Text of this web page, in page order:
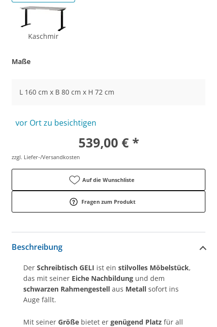
Kaschmir
Maße
L 160 cm x B 80 cm x H 72 cm
vor Ort zu besichtigen
539,00 € *
zzgl. Liefer-/Versandkosten
Auf die Wunschliste
Fragen zum Produkt
Beschreibung
Der Schreibtisch GELI ist ein stilvolles Möbelstück,
das mit seiner Eiche Nachbildung und dem
schwarzen Rahmengestell aus Metall sofort ins
Auge fällt.
Mit seiner Größe bietet er genügend Platz für all